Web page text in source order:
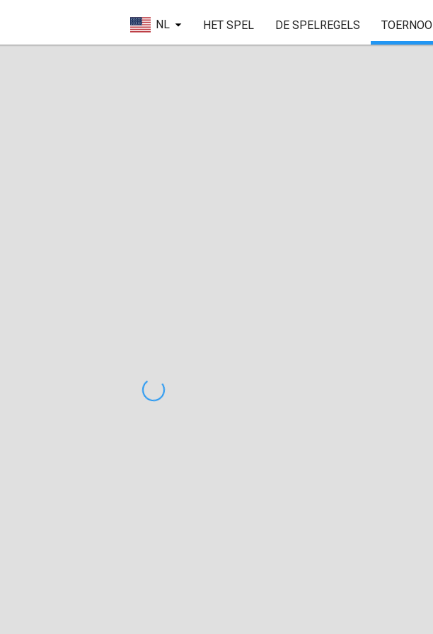
NL HET SPEL DE SPELREGELS